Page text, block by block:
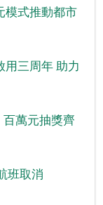
模式推動都市
三周年 助力
萬元抽獎齊
班取消